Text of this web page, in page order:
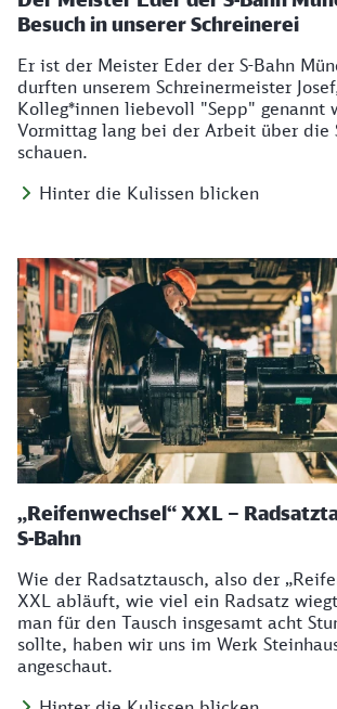
Besuch in unserer Schreinerei
Er ist der Meister Eder der S-Bahn
durften unserem Schreinermeister
Kolleg*innen liebevoll "Sepp" genannt
Vormittag lang bei der Arbeit über die
schauen.
Hinter die Kulissen blicken
„Reifenwechsel“ XXL –
S-Bahn
Wie der Radsatztausch, also der
XXL abläuft, wie viel ein Radsatz
man für den Tausch insgesamt acht
sollte, haben wir uns im Werk
angeschaut.